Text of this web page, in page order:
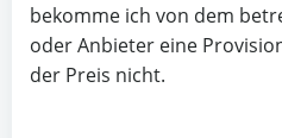
bekomme ich von dem
oder Anbieter eine
der Preis nicht.